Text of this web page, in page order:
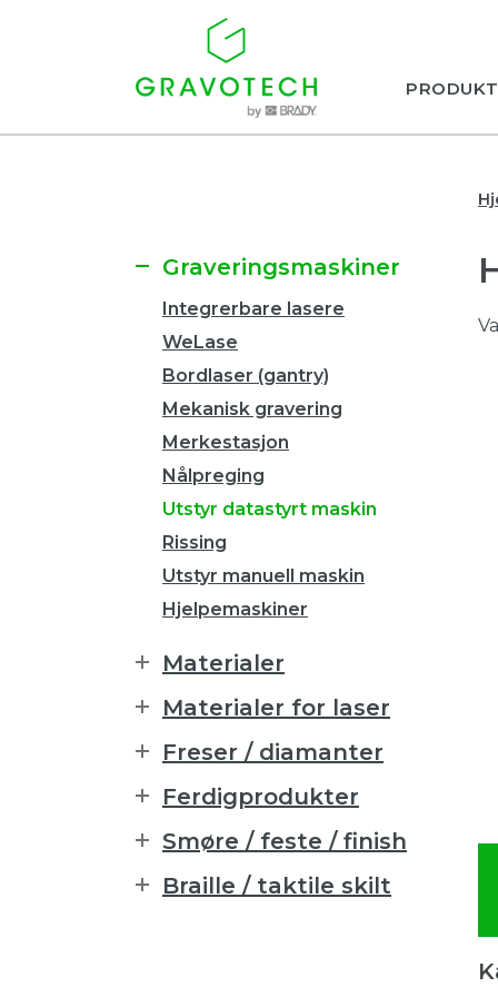
Graveringsmaskiner
Integrerbare lasere
WeLase
Bordlaser (gantry)
Mekanisk gravering
Merkestasjon
Nålpreging
Utstyr datastyrt maskin
Rissing
Utstyr manuell maskin
Hjelpemaskiner
Materialer
Materialer for laser
Freser / diamanter
Ferdigprodukter
Smøre / feste / finish
Braille / taktile skilt